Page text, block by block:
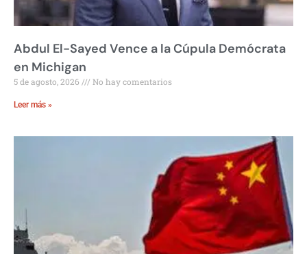
Abdul El-Sayed Vence a la Cúpula Demócrata
en Michigan
5 de agosto, 2026 No hay comentarios
Leer más »